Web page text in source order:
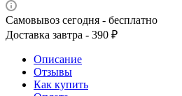
Самовывоз сегодня - бесплатно
Доставка завтра - 390 ₽
Описание
Отзывы
Как купить